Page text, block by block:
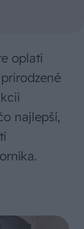
oplatí
najlepší,